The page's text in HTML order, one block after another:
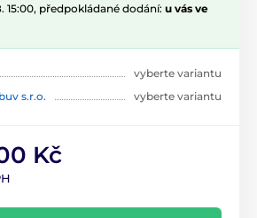
15:00, předpokládané dodání: u vás ve
vyberte variantu
s.r.o.
vyberte variantu
Kč